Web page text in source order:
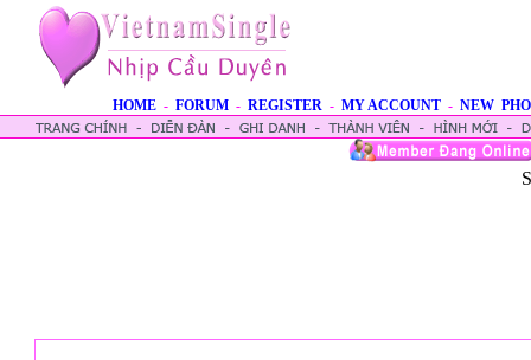
HOME - FORUM - REGISTER - MY ACCOUNT - NEW